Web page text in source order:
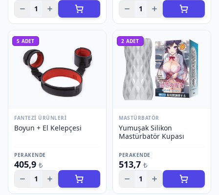
1 1
5 ADET
FANTEZI ÜRÜNLERI
Boyun + El Kelepçesi
PERAKENDE
405,9 ₺
1
2 ADET
MASTÜRBATÖR
Yumuşak Silikon
Mastürbatör Kupası
PERAKENDE
513,7 ₺
1